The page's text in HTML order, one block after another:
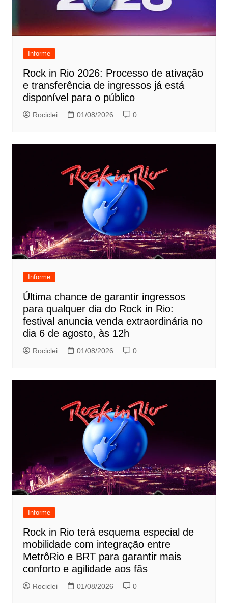
Informe
Rock in Rio 2026: Processo de ativação
e transferência de ingressos já está
disponível para o público
Rociclei 01/08/2026 0
Informe
Última chance de garantir ingressos
para qualquer dia do Rock in Rio:
festival anuncia venda extraordinária no
dia 6 de agosto, às 12h
Rociclei 01/08/2026 0
Informe
Rock in Rio terá esquema especial de
mobilidade com integração entre
MetrôRio e BRT para garantir mais
conforto e agilidade aos fãs
Rociclei 01/08/2026 0